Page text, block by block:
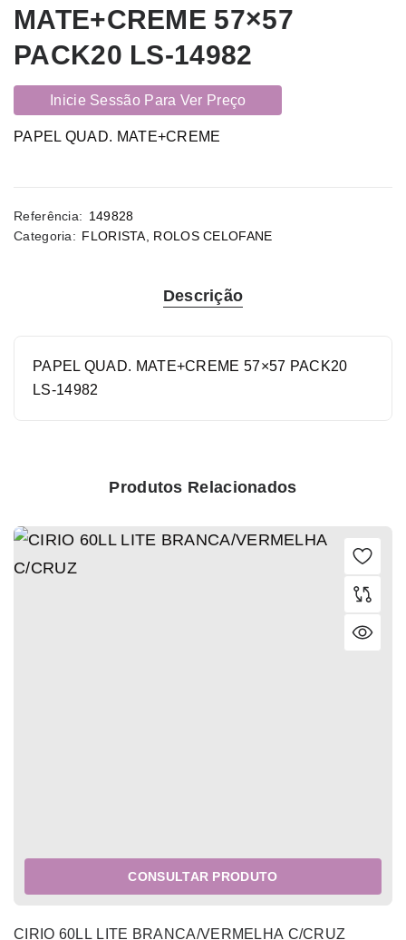
MATE+CREME 57×57
PACK20 LS-14982
Inicie Sessão Para Ver Preço
PAPEL QUAD. MATE+CREME
Referência: 149828
Categoria: FLORISTA ROLOS CELOFANE
Descrição
PAPEL QUAD. MATE+CREME 57×57 PACK20
LS-14982
Produtos Relacionados
CONSULTAR PRODUTO
CIRIO 60LL LITE BRANCA/VERMELHA C/CRUZ